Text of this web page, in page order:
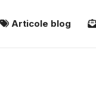
Articole blog